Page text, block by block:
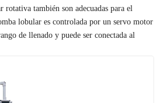
rotativa también son adecuadas para el
lobular es controlada por un servo motor
de llenado y puede ser conectada al